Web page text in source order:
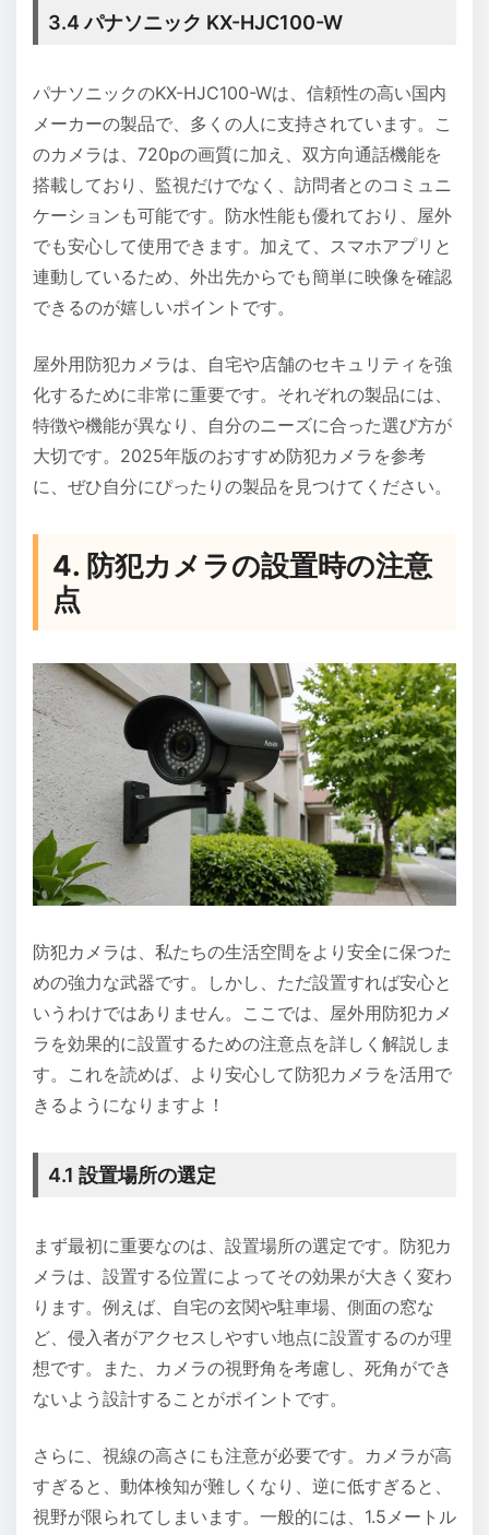
3.4 パナソニック KX-HJC100-W
パナソニックのKX-HJC100-Wは、信頼性の高い国内
メーカーの製品で、多くの人に支持されています。こ
のカメラは、720pの画質に加え、双方向通話機能を
搭載しており、監視だけでなく、訪問者とのコミュニ
ケーションも可能です。防水性能も優れており、屋外
でも安心して使用できます。加えて、スマホアプリと
連動しているため、外出先からでも簡単に映像を確認
できるのが嬉しいポイントです。
屋外用防犯カメラは、自宅や店舗のセキュリティを強
化するために非常に重要です。それぞれの製品には、
特徴や機能が異なり、自分のニーズに合った選び方が
大切です。2025年版のおすすめ防犯カメラを参考
に、ぜひ自分にぴったりの製品を見つけてください。
4. 防犯カメラの設置時の注意
点
防犯カメラは、私たちの生活空間をより安全に保つた
めの強力な武器です。しかし、ただ設置すれば安心と
いうわけではありません。ここでは、屋外用防犯カメ
ラを効果的に設置するための注意点を詳しく解説しま
す。これを読めば、より安心して防犯カメラを活用で
きるようになりますよ！
4.1 設置場所の選定
まず最初に重要なのは、設置場所の選定です。防犯カ
メラは、設置する位置によってその効果が大きく変わ
ります。例えば、自宅の玄関や駐車場、側面の窓な
ど、侵入者がアクセスしやすい地点に設置するのが理
想です。また、カメラの視野角を考慮し、死角ができ
ないよう設計することがポイントです。
さらに、視線の高さにも注意が必要です。カメラが高
すぎると、動体検知が難しくなり、逆に低すぎると、
視野が限られてしまいます。一般的には、1.5メートル